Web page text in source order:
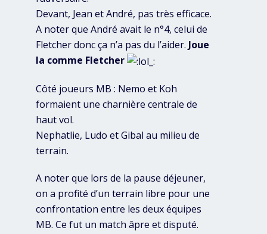
Devant, Jean et André, pas très efficace.
A noter que André avait le n°4, celui de
Fletcher donc ça n’a pas du l’aider. Joue
la comme Fletcher
Côté joueurs MB : Nemo et Koh
formaient une charnière centrale de
haut vol.
Nephatlie, Ludo et Gibal au milieu de
terrain.
A noter que lors de la pause déjeuner,
on a profité d’un terrain libre pour une
confrontation entre les deux équipes
MB. Ce fut un match âpre et disputé.